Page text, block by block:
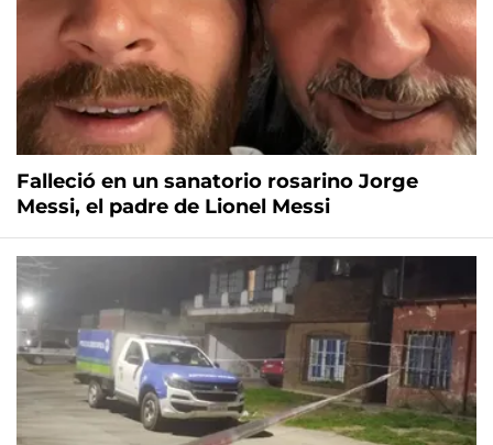
Falleció en un sanatorio rosarino Jorge
Messi, el padre de Lionel Messi